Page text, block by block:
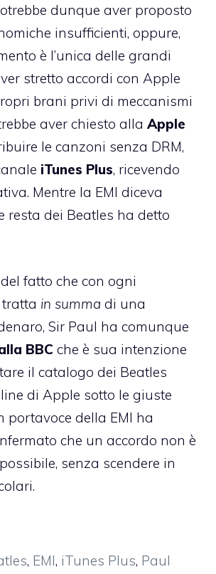
dunque aver proposto
insufficienti, oppure,
è l’unica delle grandi
stretto accordi con Apple
brani privi di meccanismi
aver chiesto alla Apple
le canzoni senza DRM,
iTunes Plus, ricevendo
Mentre la EMI diceva
resta dei Beatles ha detto
fatto che con ogni
in summa di una
Sir Paul ha comunque
BBC che è sua intenzione
il catalogo dei Beatles
di Apple sotto le giuste
portavoce della EMI ha
che un accordo non è
senza scendere in
, EMI, iTunes Plus, Paul